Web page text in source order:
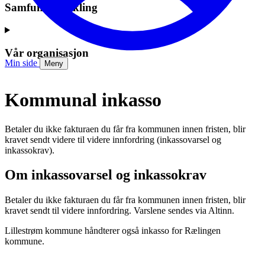
Min side Meny
Samfunnsutvikling
Vår organisasjon
Kommunal inkasso
Betaler du ikke fakturaen du får fra kommunen innen fristen, blir
kravet sendt videre til videre innfordring (inkassovarsel og
inkassokrav).
Om inkassovarsel og inkassokrav
Betaler du ikke fakturaen du får fra kommunen innen fristen, blir
kravet sendt til videre innfordring. Varslene sendes via Altinn.
Lillestrøm kommune håndterer også inkasso for Rælingen
kommune.